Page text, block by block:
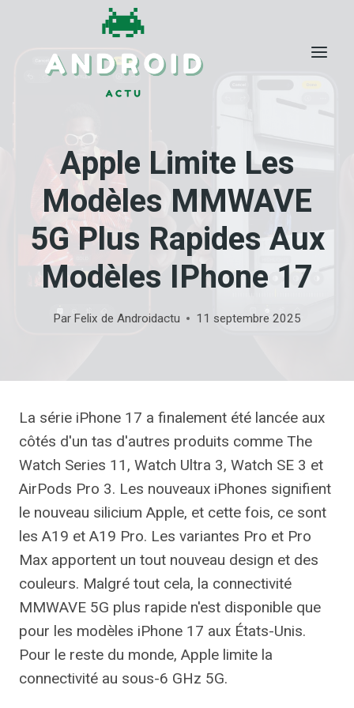
Apple Limite Les
Modèles MMWAVE
5G Plus Rapides Aux
Modèles IPhone 17
Par Felix de Androidactu 11 septembre 2025
La série iPhone 17 a finalement été lancée aux
côtés d'un tas d'autres produits comme The
Watch Series 11, Watch Ultra 3, Watch SE 3 et
AirPods Pro 3. Les nouveaux iPhones signifient
le nouveau silicium Apple, et cette fois, ce sont
les A19 et A19 Pro. Les variantes Pro et Pro
Max apportent un tout nouveau design et des
couleurs. Malgré tout cela, la connectivité
MMWAVE 5G plus rapide n'est disponible que
pour les modèles iPhone 17 aux États-Unis.
Pour le reste du monde, Apple limite la
connectivité au sous-6 GHz 5G.